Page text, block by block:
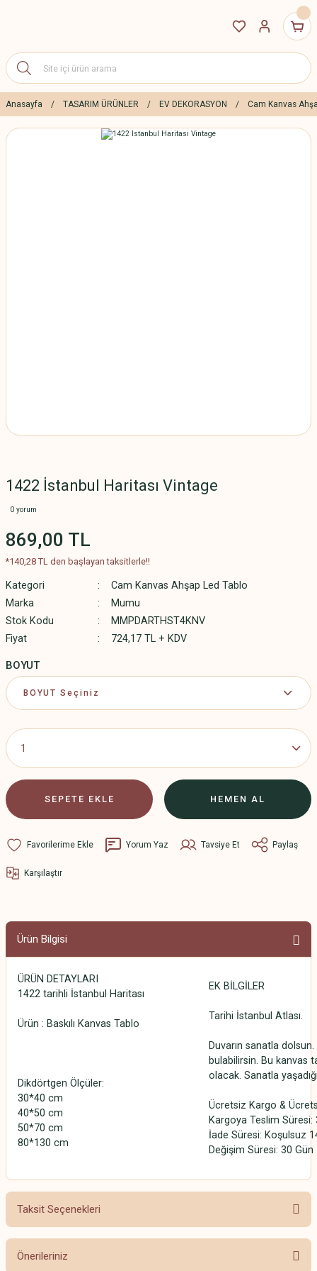
Anasayfa TASARIM ÜRÜNLER EV DEKORASYON Cam Kanvas
1422 İstanbul Haritası Vintage
0 yorum
869,00 TL
*140,28 TL den başlayan taksitlerle!!
Kategori
Cam Kanvas Ahşap Led Tablo
Marka
Mumu
Stok Kodu
MMPDARTHST4KNV
Fiyat
724,17 TL + KDV
BOYUT
SEPETE EKLE HEMEN AL
Yorum Yaz Tavsiye Et Paylaş
Karşılaştır
Ürün Bilgisi
ÜRÜN DETAYLARI
1422 tarihli İstanbul Haritası
Ürün : Baskılı Kanvas Tablo
Dikdörtgen Ölçüler:
30*40 cm
40*50 cm
50*70 cm
80*130 cm
EK BİLGİLER
Tarihi İstanbul Atlası.
Duvarın sanatla
bulabilirsin. Bu kanvas
olacak. Sanatla
Ücretsiz Kargo &
Kargoya Teslim
İade Süresi: Koşulsuz
Değişim Süresi: 30 Gün
Taksit Seçenekleri
Önerileriniz